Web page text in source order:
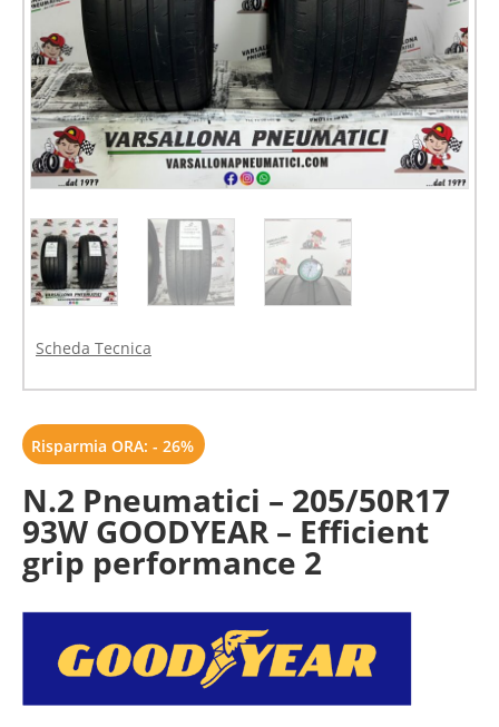
Scheda Tecnica
Risparmia ORA: - 26%
N.2 Pneumatici – 205/50R17
93W GOODYEAR – Efficient
grip performance 2